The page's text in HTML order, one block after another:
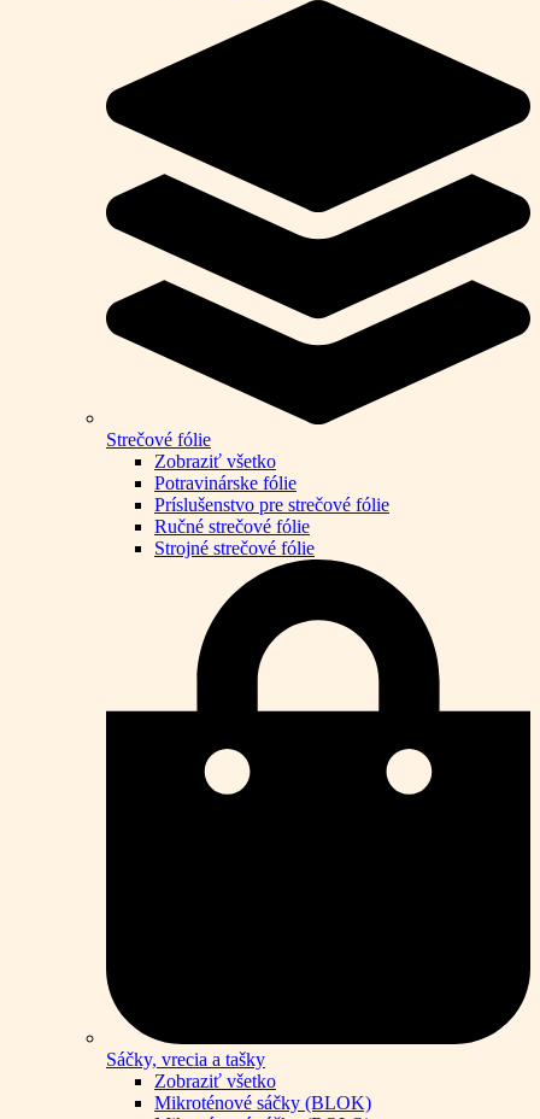
Strečové fólie
Zobraziť všetko
Potravinárske fólie
Príslušenstvo pre strečové fólie
Ručné strečové fólie
Strojné strečové fólie
Sáčky, vrecia a tašky
Zobraziť všetko
Mikroténové sáčky (BLOK)